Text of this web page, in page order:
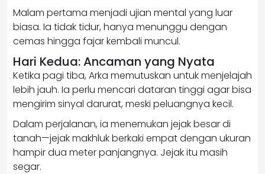
Malam pertama menjadi ujian mental yang luar
biasa. Ia tidak tidur, hanya menunggu dengan
cemas hingga fajar kembali muncul.
Hari Kedua: Ancaman yang Nyata
Ketika pagi tiba, Arka memutuskan untuk menjelajah
lebih jauh. Ia perlu mencari dataran tinggi agar bisa
mengirim sinyal darurat, meski peluangnya kecil.
Dalam perjalanan, ia menemukan jejak besar di
tanah—jejak makhluk berkaki empat dengan ukuran
hampir dua meter panjangnya. Jejak itu masih
segar.